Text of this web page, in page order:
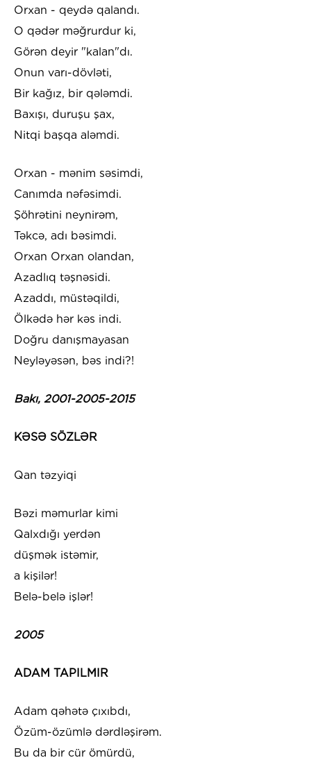
Orxan - qeydə qalandı.
O qədər məğrurdur ki,
Görən deyir "kalan"dı.
Onun varı-dövləti,
Bir kağız, bir qələmdi.
Baxışı, duruşu şax,
Nitqi başqa aləmdi.
Orxan - mənim səsimdi,
Canımda nəfəsimdi.
Şöhrətini neynirəm,
Təkcə, adı bəsimdi.
Orxan Orxan olandan,
Azadlıq təşnəsidi.
Azaddı, müstəqildi,
Ölkədə hər kəs indi.
Doğru danışmayasan
Neyləyəsən, bəs indi?!
Bakı, 2001-2005-2015
KƏSƏ SÖZLƏR
Qan təzyiqi
Bəzi məmurlar kimi
Qalxdığı yerdən
düşmək istəmir,
a kişilər!
Belə-belə işlər!
2005
ADAM TAPILMIR
Adam qəhətə çıxıbdı,
Özüm-özümlə dərdləşirəm.
Bu da bir cür ömürdü,